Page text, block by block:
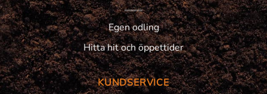
Egen odling
Hitta hit och öppettider
KUNDSERVICE